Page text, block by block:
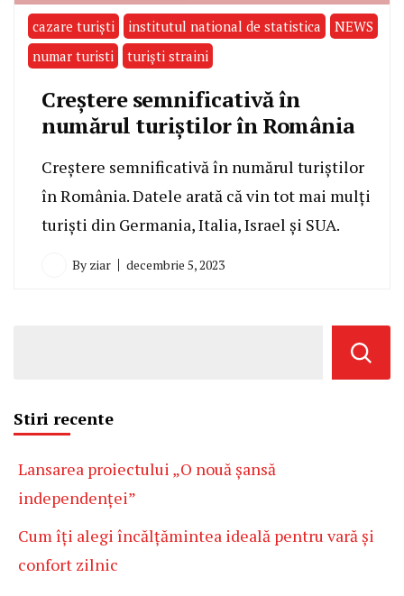
cazare turiști institutul national de statistica
NEWS
numar turisti
turiști straini
Creștere semnificativă în
numărul turiștilor în România
Creștere semnificativă în numărul turiștilor
în România. Datele arată că vin tot mai mulți
turiști din Germania, Italia, Israel și SUA.
By ziar decembrie 5, 2023
Stiri recente
Lansarea proiectului „O nouă șansă
independenței”
Cum îți alegi încălțămintea ideală pentru vară și
confort zilnic